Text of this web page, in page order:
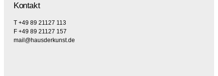
Kontakt
T +49 89 21127 113
F +49 89 21127 157
mail@hausderkunst.de